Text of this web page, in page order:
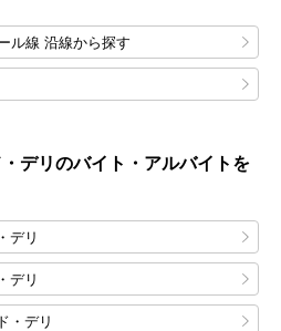
ル線 沿線から探す
デリのバイト・アルバイトを
デリ
デリ
・デリ